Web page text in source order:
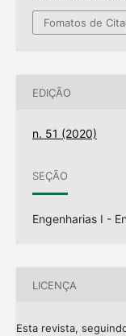
Fomatos de
EDIÇÃO
n. 51 (2020)
SEÇÃO
Engenharias I -
LICENÇA
Esta revista,